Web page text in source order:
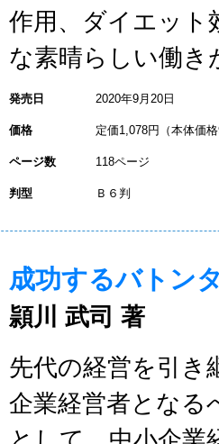
作用、ダイエット
な素晴らしい働き
発売日 2020年9月20日
価格 定価1,078円（本体価
ページ数 118ページ
判型 Ｂ６判
成功するバトン
頴川 武司 著
先代の経営を引き
企業経営者となる